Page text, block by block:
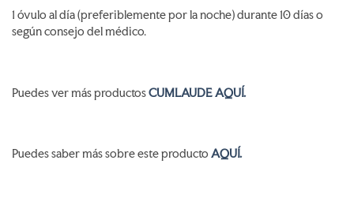
1 óvulo al día (preferiblemente por la noche) durante 10 días o
según consejo del médico.
Puedes ver más productosCUMLAUDE AQUÍ.
Puedes saber más sobre este producto AQUÍ.